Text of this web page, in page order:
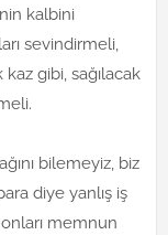
kalbini
sevindirmeli,
gibi, sağılacak
bilemeyiz, biz
diye yanlış iş
memnun